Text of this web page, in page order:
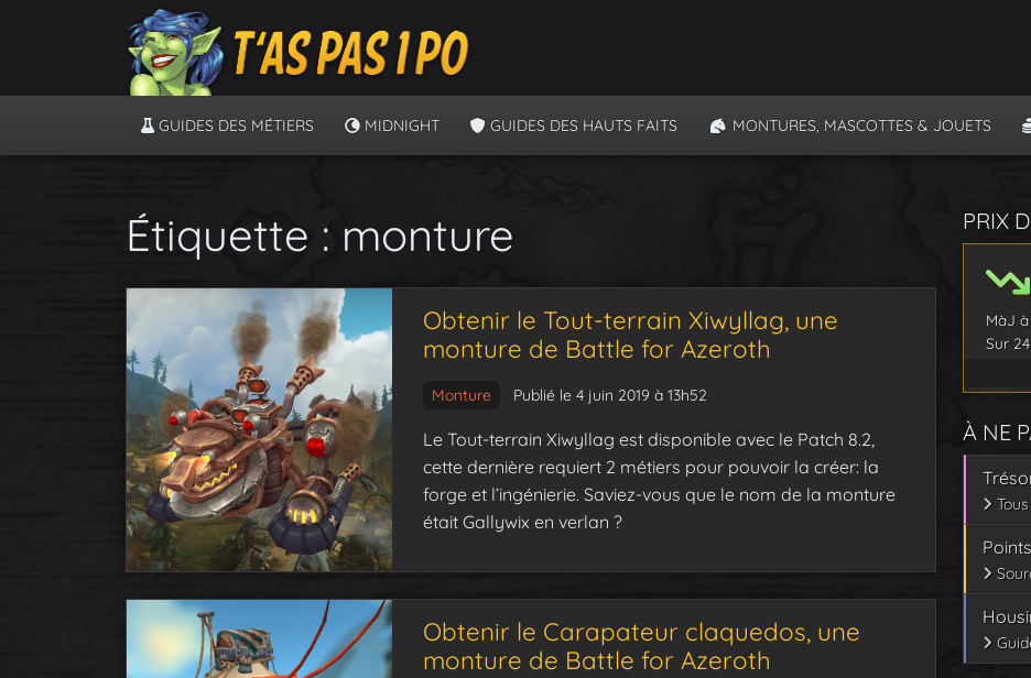
GUIDES DES MÉTIERS MIDNIGHT GUIDES DES HAUTS FAITS MONTURES, MASCOTTES & JOUETS
Étiquette : monture
Obtenir le Tout-terrain Xiwyllag, une
monture de Battle for Azeroth
Monture Publié le 4 juin 2019 à 13h52
Le Tout-terrain Xiwyllag est disponible avec le Patch 8.2,
cette dernière requiert 2 métiers pour pouvoir la créer: la
forge et l’ingénierie. Saviez-vous que le nom de la monture
était Gallywix en verlan ?
Obtenir le Carapateur claquedos, une
monture de Battle for Azeroth
PRIX
MàJ à
Sur
À NE